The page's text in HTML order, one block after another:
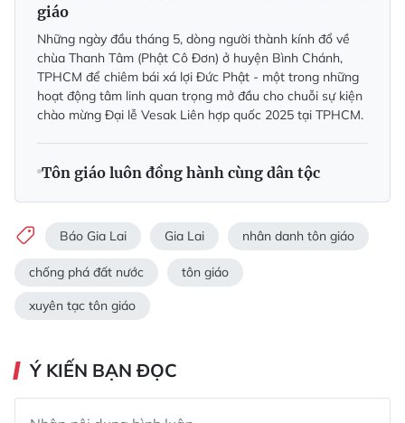
giáo
Những ngày đầu tháng 5, dòng người thành kính đổ về
chùa Thanh Tâm (Phật Cô Đơn) ở huyện Bình Chánh,
TPHCM để chiêm bái xá lợi Đức Phật - một trong những
hoạt động tâm linh quan trọng mở đầu cho chuỗi sự kiện
chào mừng Đại lễ Vesak Liên hợp quốc 2025 tại TPHCM.
Tôn giáo luôn đồng hành cùng dân tộc
Báo Gia Lai Gia Lai nhân danh tôn giáo
chống phá đất nước tôn giáo
xuyên tạc tôn giáo
Ý KIẾN BẠN ĐỌC